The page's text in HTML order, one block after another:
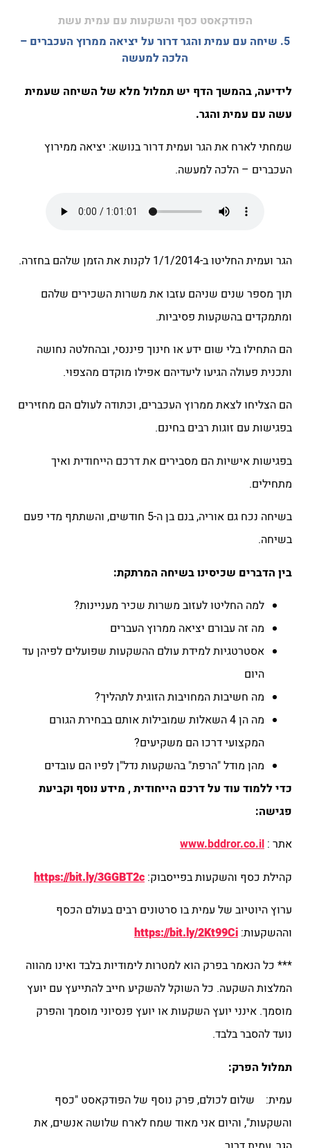
הפודקאסט כסף והשקעות עם עמית עשת
5. שיחה עם עמית והגר דרור על יציאה ממרוץ העכברים –
הלכה למעשה
לידיעה, בהמשך הדף יש תמלול מלא של השיחה שעמית
עשה עם עמית והגר.
שמחתי לארח את הגר ועמית דרור בנושא: יציאה ממירוץ
העכברים – הלכה למעשה.
הגר ועמית החליטו ב-1/1/2014 לקנות את הזמן שלהם בחזרה.
תוך מספר שנים שניהם עזבו את משרות השכירים שלהם
ומתמקדים בהשקעות פסיביות.
הם התחילו בלי שום ידע או חינוך פיננסי, ובהחלטה נחושה
ותכנית פעולה הגיעו ליעדיהם אפילו מוקדם מהצפוי.
הם הצליחו לצאת ממרוץ העכברים, וכתודה לעולם הם מחזירים
בפגישות עם זוגות רבים בחינם.
בפגישות אישיות הם מסבירים את דרכם הייחודית ואיך
מתחילים.
בשיחה נכח גם אוריה, בנם בן ה-5 חודשים, והשתתף מדי פעם
בשיחה.
בין הדברים שכיסינו בשיחה המרתקת:
למה החליטו לעזוב משרות שכיר מעניינות?
מה זה עבורם יציאה ממרוץ העברים
אסטרטגיות למידת עולם ההשקעות שפועלים לפיהן עד
היום
מה חשיבות המחויבות הזוגית לתהליך?
מה הן 4 השאלות שמובילות אותם בבחירת הגורם
המקצועי דרכו הם משקיעים?
מהן מודל "הרפת" בהשקעות נדל"ן לפיו הם עובדים
כדי ללמוד עוד על דרכם הייחודית , מידע נוסף וקביעת
פגישה:
אתר : www.bddror.co.il
קהילת כסף והשקעות בפייסבוק: https://bit.ly/3GGBT2c
ערוץ היוטיוב של עמית בו סרטונים רבים בעולם הכסף
וההשקעות: https://bit.ly/2Kt99Ci
*** כל הנאמר בפרק הוא למטרות לימודיות בלבד ואינו מהווה
המלצות השקעה. כל השוקל להשקיע חייב להתייעץ עם יועץ
מוסמך. אינני יועץ השקעות או יועץ פנסיוני מוסמך והפרק
נועד להסבר בלבד.
תמלול הפרק:
עמית: שלום לכולם, פרק נוסף של הפודקאסט "כסף
והשקעות", והיום אני מאוד שמח לארח שלושה אנשים, את